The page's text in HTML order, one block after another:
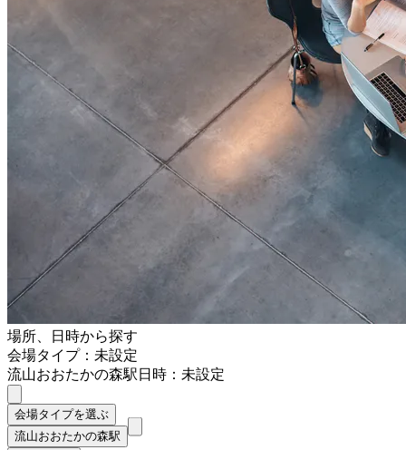
場所、日時から探す
会場タイプ：未設定
流山おおたかの森駅日時：未設定
会場タイプを選ぶ
流山おおたかの森駅